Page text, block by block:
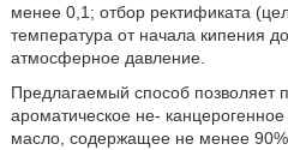
менее 0,1; отбор ректификата
температура от начала кипения
атмосферное давление.
Предлагаемый способ позволяет
ароматическое не-
масло, содержащее не менее 90%